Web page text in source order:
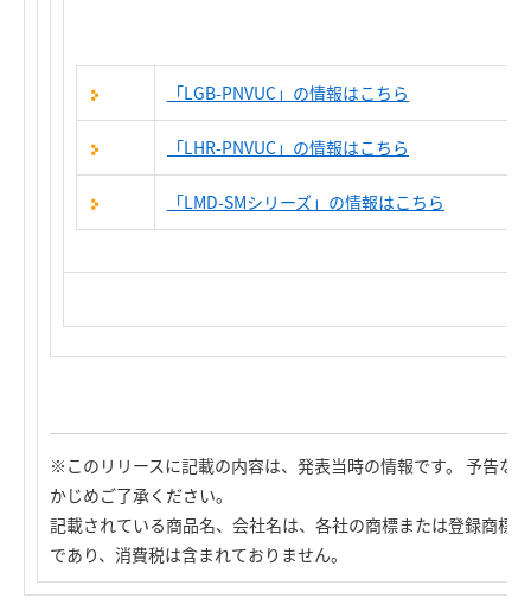
「LGB-PNVUC」の情報はこちら
「LHR-PNVUC」の情報はこちら
「LMD-SMシリーズ」の情報はこちら
※このリリースに記載の内容は、発表当時の情報です。 予告な
かじめご了承ください。
記載されている商品名、会社名は、各社の商標または登録商標
であり、消費税は含まれておりません。